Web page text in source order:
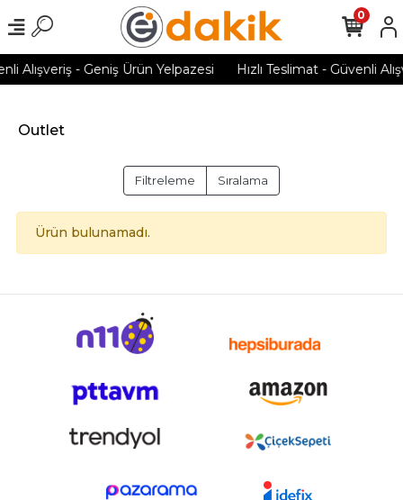
Alışveriş - Geniş Ürün Yelpazesi Hızlı Teslimat - Güvenli
0
Outlet
Filtreleme Sıralama
Ürün bulunamadı.